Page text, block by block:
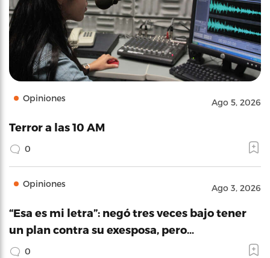
Opiniones Ago 5, 2026
Terror a las 10 AM
0
Opiniones Ago 3, 2026
“Esa es mi letra”: negó tres veces bajo tener
un plan contra su exesposa, pero…
0